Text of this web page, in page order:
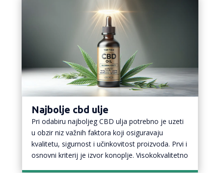
Najbolje cbd ulje
Pri odabiru najboljeg CBD ulja potrebno je uzeti
u obzir niz važnih faktora koji osiguravaju
kvalitetu, sigurnost i učinkovitost proizvoda. Prvi i
osnovni kriterij je izvor konoplje. Visokokvalitetno